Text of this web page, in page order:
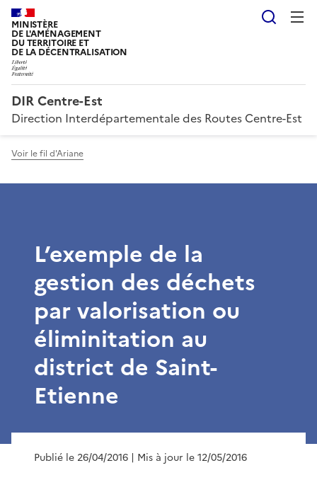
MINISTÈRE
DE L'AMÉNAGEMENT
DU TERRITOIRE ET
DE LA DÉCENTRALISATION
DIR Centre-Est
Direction Interdépartementale des Routes Centre-Est
Voir le fil d'Ariane
L’exemple de la
gestion des déchets
par valorisation ou
éliminitation au
district de Saint-
Etienne
Publié le 26/04/2016 | Mis à jour le 12/05/2016